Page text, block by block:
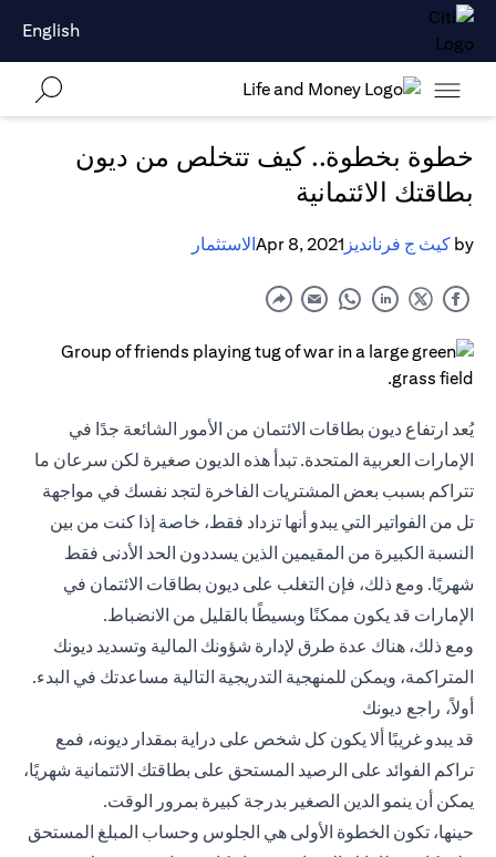
English
خطوة بخطوة.. كيف تتخلص من ديون
بطاقتك الائتمانية
by كيث ج فرنانديز Apr 8, 2021الاستثمار
يُعد ارتفاع ديون بطاقات الائتمان من الأمور الشائعة جدًا في
الإمارات العربية المتحدة. تبدأ هذه الديون صغيرة لكن سرعان ما
تتراكم بسبب بعض المشتريات الفاخرة لتجد نفسك في مواجهة
تل من الفواتير التي يبدو أنها تزداد فقط، خاصة إذا كنت من بين
النسبة الكبيرة من المقيمين الذين يسددون الحد الأدنى فقط
شهريًا. ومع ذلك، فإن التغلب على ديون بطاقات الائتمان في
الإمارات قد يكون ممكنًا وبسيطًا بالقليل من الانضباط.
ومع ذلك، هناك عدة طرق لإدارة شؤونك المالية وتسديد ديونك
المتراكمة، ويمكن للمنهجية التدريجية التالية مساعدتك في البدء.
أولاً، راجع ديونك
قد يبدو غريبًا ألا يكون كل شخص على دراية بمقدار ديونه، فمع
تراكم الفوائد على الرصيد المستحق على بطاقتك الائتمانية شهريًا،
يمكن أن ينمو الدين الصغير بدرجة كبيرة بمرور الوقت.
حينها، تكون الخطوة الأولى هي الجلوس وحساب المبلغ المستحق